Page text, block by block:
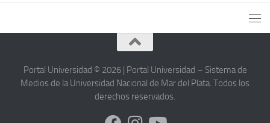
Portal Universidad © 2026 | Portal Universidad – Sistema de
Medios de la Universidad Nacional de Mar del Plata. Todos los
derechos reservados.